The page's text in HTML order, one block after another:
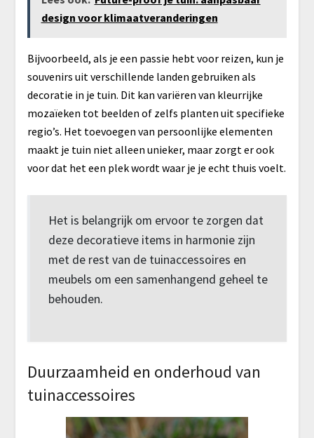
design voor klimaatveranderingen
Bijvoorbeeld, als je een passie hebt voor reizen, kun je
souvenirs uit verschillende landen gebruiken als
decoratie in je tuin. Dit kan variëren van kleurrijke
mozaïeken tot beelden of zelfs planten uit specifieke
regio’s. Het toevoegen van persoonlijke elementen
maakt je tuin niet alleen unieker, maar zorgt er ook
voor dat het een plek wordt waar je je echt thuis voelt.
Het is belangrijk om ervoor te zorgen dat
deze decoratieve items in harmonie zijn
met de rest van de tuinaccessoires en
meubels om een samenhangend geheel te
behouden.
Duurzaamheid en onderhoud van
tuinaccessoires